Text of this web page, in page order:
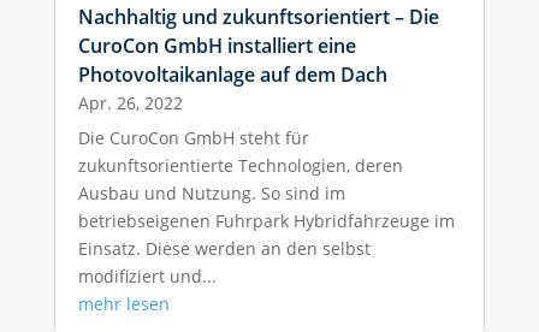
Nachhaltig und zukunftsorientiert – Die
CuroCon GmbH installiert eine
Photovoltaikanlage auf dem Dach
Apr. 26, 2022
Die CuroCon GmbH steht für
zukunftsorientierte Technologien, deren
Ausbau und Nutzung. So sind im
betriebseigenen Fuhrpark Hybridfahrzeuge im
Einsatz. Diese werden an den selbst
modifiziert und...
mehr lesen